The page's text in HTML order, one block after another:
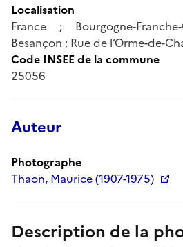
Localisation
France ; Bourgogne-
Besançon ; Rue de l’Orme-de-
Code INSEE de la commune
25056
Auteur
Photographe
Thaon, Maurice (1907-1975)
Description de la